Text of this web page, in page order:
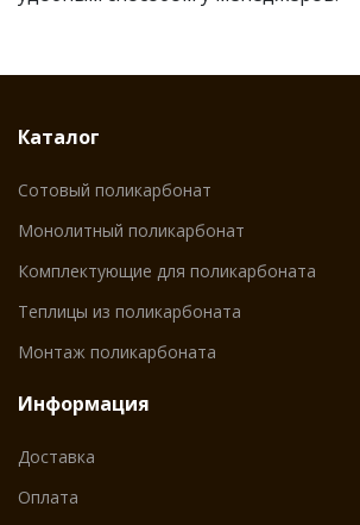
Каталог
Сотовый поликарбонат
Монолитный поликарбонат
Комплектующие для поликарбоната
Теплицы из поликарбоната
Монтаж поликарбоната
Информация
Доставка
Оплата